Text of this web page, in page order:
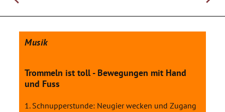
Musik
Trommeln ist toll - Bewegungen mit Hand
und Fuss
1. Schnupperstunde: Neugier wecken und Zugang